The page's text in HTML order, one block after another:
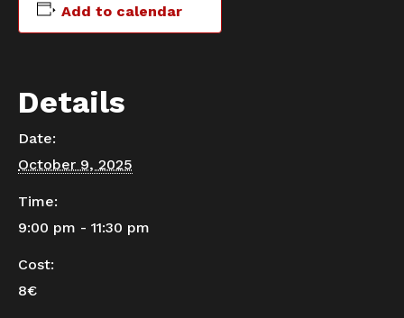
Add to calendar
Details
Date:
October 9, 2025
Time:
9:00 pm - 11:30 pm
Cost:
8€